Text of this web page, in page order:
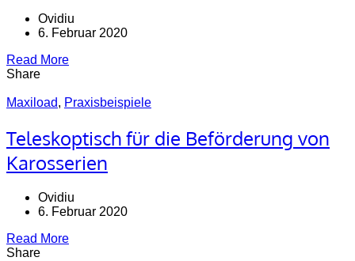
Ovidiu
6. Februar 2020
Read More
Share
Maxiload, Praxisbeispiele
Teleskoptisch für die Beförderung von
Karosserien
Ovidiu
6. Februar 2020
Read More
Share